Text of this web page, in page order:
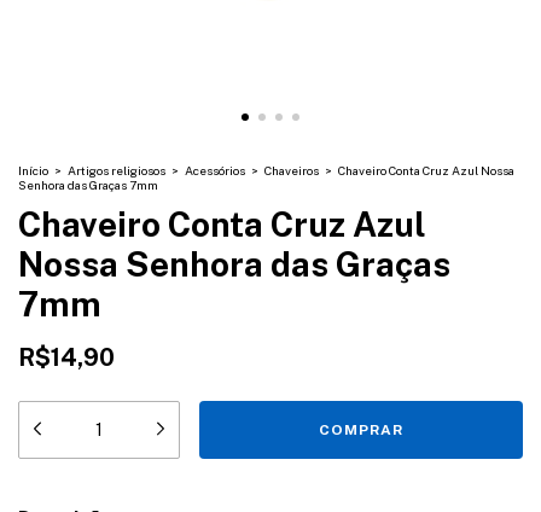
Início > Artigos religiosos > Acessórios > Chaveiros > Chaveiro Conta Cruz Azul Nossa
Senhora das Graças 7mm
Chaveiro Conta Cruz Azul
Nossa Senhora das Graças
7mm
R$14,90